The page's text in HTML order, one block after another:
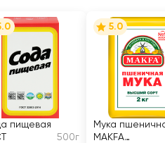
пищевая
500г
5.0
Мука
MAKFA